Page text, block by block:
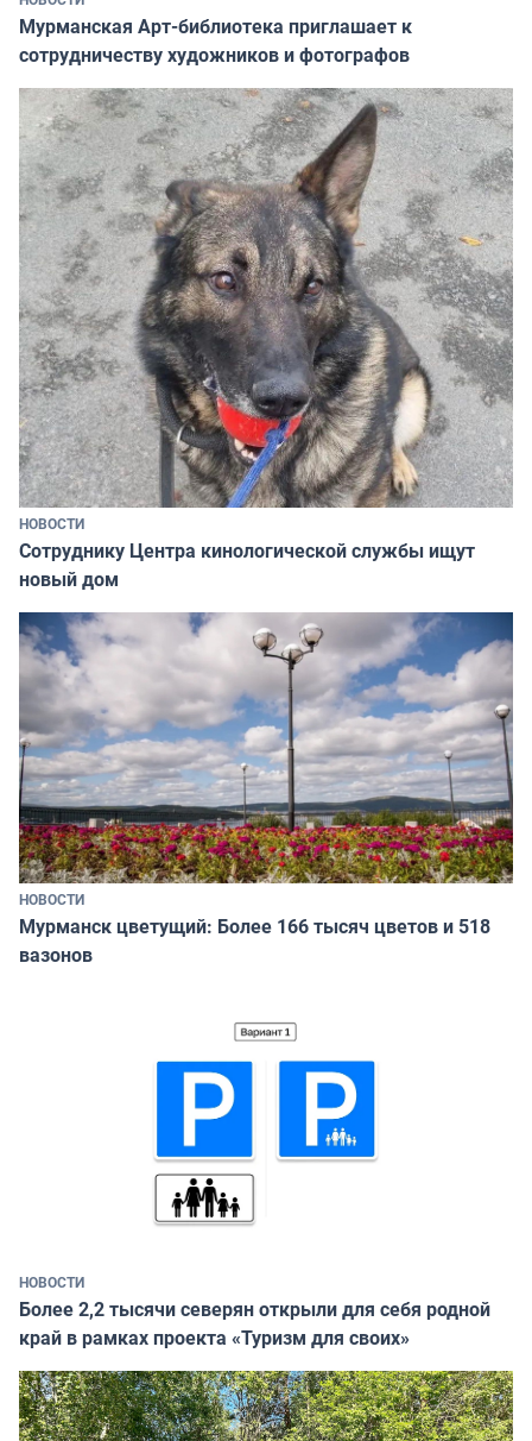
Мурманская Арт-библиотека приглашает к
сотрудничеству художников и фотографов
НОВОСТИ
Сотруднику Центра кинологической службы ищут
новый дом
НОВОСТИ
Мурманск цветущий: Более 166 тысяч цветов и 518
вазонов
НОВОСТИ
Более 2,2 тысячи северян открыли для себя родной
край в рамках проекта «Туризм для своих»